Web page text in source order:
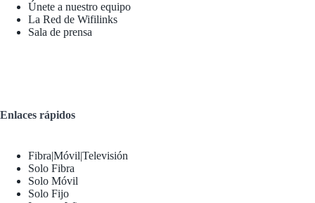
Únete a nuestro equipo
La Red de Wifilinks
Sala de prensa
Enlaces rápidos
Fibra|Móvil|Televisión
Solo Fibra
Solo Móvil
Solo Fijo